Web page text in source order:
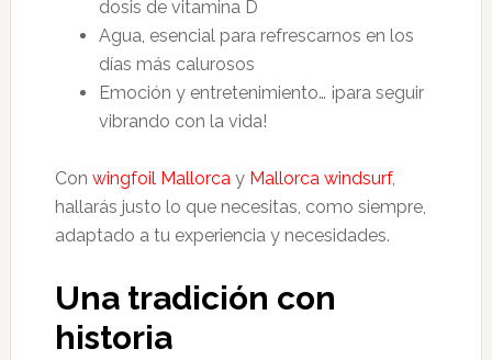
dosis de vitamina D
Agua, esencial para refrescarnos en los
días más calurosos
Emoción y entretenimiento… ¡para seguir
vibrando con la vida!
Con wingfoil Mallorcay Mallorca windsurf,
hallarás justo lo que necesitas, como siempre,
adaptado a tu experiencia y necesidades.
Una tradición con
historia